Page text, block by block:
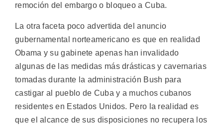
remoción del embargo o bloqueo a Cuba.
La otra faceta poco advertida del anuncio
gubernamental norteamericano es que en realidad
Obama y su gabinete apenas han invalidado
algunas de las medidas más drásticas y cavernarias
tomadas durante la administración Bush para
castigar al pueblo de Cuba y a muchos cubanos
residentes en Estados Unidos. Pero la realidad es
que el alcance de sus disposiciones no recupera los